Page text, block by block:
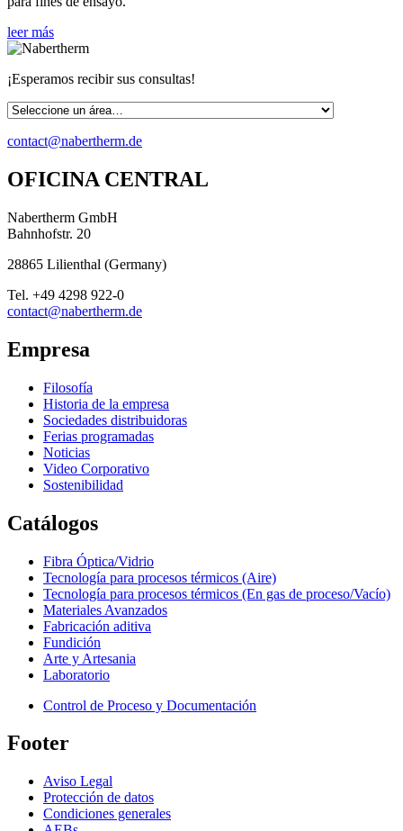
leer más
¡Esperamos recibir sus consultas!
contact@nabertherm.de
OFICINA CENTRAL
Nabertherm GmbH
Bahnhofstr. 20
28865 Lilienthal (Germany)
Tel. +49 4298 922-0
contact@nabertherm.de
Empresa
Filosofía
Historia de la empresa
Sociedades distribuidoras
Ferias programadas
Noticias
Video Corporativo
Sostenibilidad
Catálogos
Fibra Óptica/Vidrio
Tecnología para procesos térmicos (Aire)
Tecnología para procesos térmicos (En gas de proceso/Vacío)
Materiales Avanzados
Fabricación aditiva
Fundición
Arte y Artesania
Laboratorio
Control de Proceso y Documentación
Footer
Aviso Legal
Protección de datos
Condiciones generales